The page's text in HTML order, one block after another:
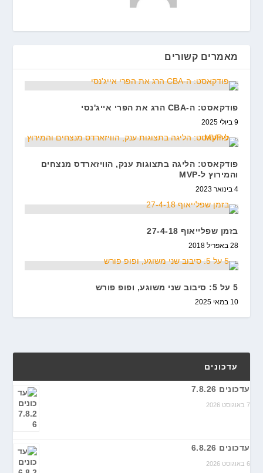
מאמרים קשורים
פודקאסט: ה-CBA הרג את הפרי אייג'נסי
9 ביולי 2025
פודקאסט: הליגה בתצוגות ענק, הוויזארדס מנצחים
והמירוץ ל-MVP
4 בינואר 2023
בזמן שפלייאוף 27-4-18
28 באפריל 2018
5 על 5: סיבוב שני משוגע, ופופ פורש
10 במאי 2025
עדכונים
עדכונים 7.8.26
7 באוגוסט 2026
עדכונים 6.8.26
6 באוגוסט 2026